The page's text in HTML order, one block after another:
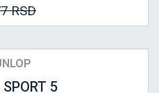
RSD
5